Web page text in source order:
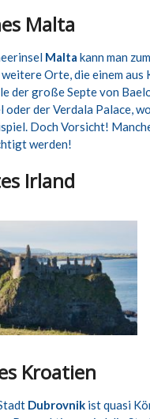
Malta
Malta kann man
Orte, die einem
der große Septe von
oder der Verdala Palace,
Doch Vorsicht!
werden!
Irland
Kroatien
Dubrovnik ist quasi